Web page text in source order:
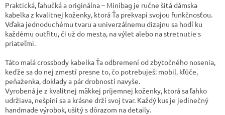
Praktická, ľahučká a originálna – Minibag je ručne šitá dámska
kabelka z kvalitnej koženky, ktorá Ťa prekvapí svojou funkčnosťou.
Vďaka jednoduchému tvaru a univerzálnemu dizajnu sa hodí ku
každému outfitu, či už do mesta, na výlet alebo na stretnutie s
priateľmi.
Táto malá crossbody kabelka Ťa odbremení od zbytočného nosenia,
keďže sa do nej zmestí presne to, čo potrebuješ: mobil, kľúče,
peňaženka, doklady a pár drobností navyše.
Vyrobená je z kvalitnej mäkkej príjemnej koženky, ktorá sa ľahko
udržiava, nešpiní sa a krásne drží svoj tvar. Každý kus je jedinečný
handmade výrobok, ušitý s dôrazom na detaily.